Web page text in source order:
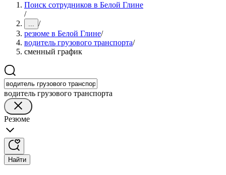
Поиск сотрудников в Белой Глине
/
... /
резюме в Белой Глине/
водитель грузового транспорта/
сменный график
водитель грузового транспорта
Резюме
Найти